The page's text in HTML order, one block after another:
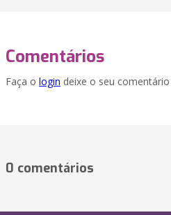
Comentários
Faça o login deixe o seu
0 comentários